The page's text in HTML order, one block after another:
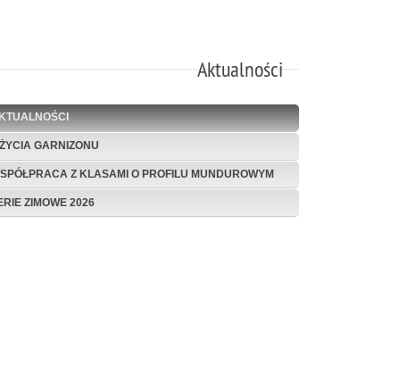
Aktualności
GARNIZONU
Z KLASAMI O PROFILU MUNDUROWYM
ZIMOWE 2026